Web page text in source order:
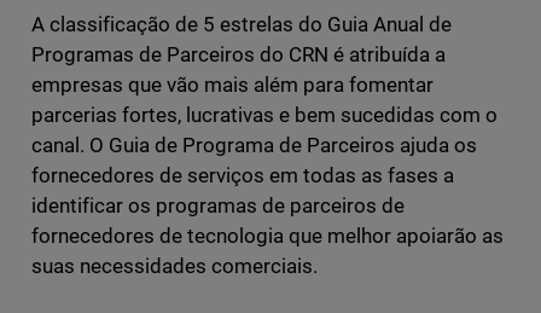
A classificação de 5 estrelas do Guia Anual de
Programas de Parceiros do CRN é atribuída a
empresas que vão mais além para fomentar
parcerias fortes, lucrativas e bem sucedidas com o
canal. O Guia de Programa de Parceiros ajuda os
fornecedores de serviços em todas as fases a
identificar os programas de parceiros de
fornecedores de tecnologia que melhor apoiarão as
suas necessidades comerciais.